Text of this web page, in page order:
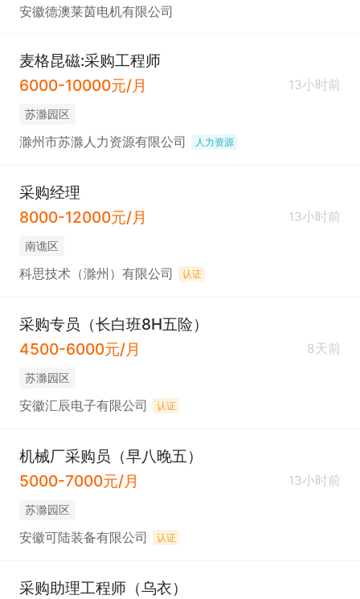
安徽德澳莱茵电机有限公司
麦格昆磁:采购工程师
6000-10000元/月
13小时前
苏滁园区
滁州市苏滁人力资源有限公司 人力资源
采购经理
8000-12000元/月
13小时前
南谯区
科思技术（滁州）有限公司 认证
采购专员（长白班8H五险）
4500-6000元/月
8天前
苏滁园区
安徽汇辰电子有限公司 认证
机械厂采购员（早八晚五）
5000-7000元/月
13小时前
苏滁园区
安徽可陆装备有限公司 认证
采购助理工程师（乌衣）